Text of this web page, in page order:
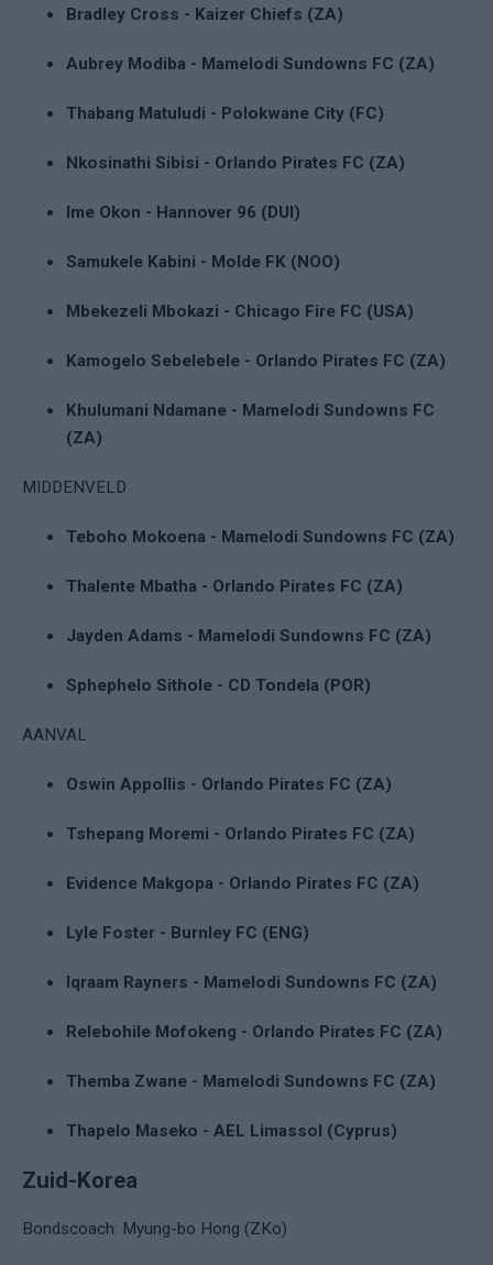
Bradley Cross - Kaizer Chiefs (ZA)
Aubrey Modiba - Mamelodi Sundowns FC (ZA)
Thabang Matuludi - Polokwane City (FC)
Nkosinathi Sibisi - Orlando Pirates FC (ZA)
Ime Okon - Hannover 96 (DUI)
Samukele Kabini - Molde FK (NOO)
Mbekezeli Mbokazi - Chicago Fire FC (USA)
Kamogelo Sebelebele - Orlando Pirates FC (ZA)
Khulumani Ndamane - Mamelodi Sundowns FC
(ZA)
MIDDENVELD
Teboho Mokoena - Mamelodi Sundowns FC (ZA)
Thalente Mbatha - Orlando Pirates FC (ZA)
Jayden Adams - Mamelodi Sundowns FC (ZA)
Sphephelo Sithole - CD Tondela (POR)
AANVAL
Oswin Appollis - Orlando Pirates FC (ZA)
Tshepang Moremi - Orlando Pirates FC (ZA)
Evidence Makgopa - Orlando Pirates FC (ZA)
Lyle Foster - Burnley FC (ENG)
Iqraam Rayners - Mamelodi Sundowns FC (ZA)
Relebohile Mofokeng - Orlando Pirates FC (ZA)
Themba Zwane - Mamelodi Sundowns FC (ZA)
Thapelo Maseko - AEL Limassol (Cyprus)
Zuid-Korea
Bondscoach: Myung-bo Hong (ZKo)